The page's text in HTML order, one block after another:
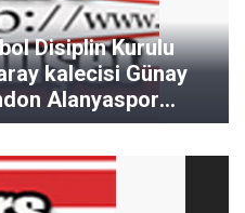
Disiplin Kurulu
kalecisi Günay
Alanyaspor
mensubuna
aykırı hareketi
ve 58 bin 500